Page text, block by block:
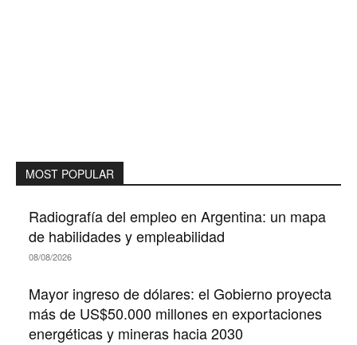
MOST POPULAR
Radiografía del empleo en Argentina: un mapa
de habilidades y empleabilidad
08/08/2026
Mayor ingreso de dólares: el Gobierno proyecta
más de US$50.000 millones en exportaciones
energéticas y mineras hacia 2030